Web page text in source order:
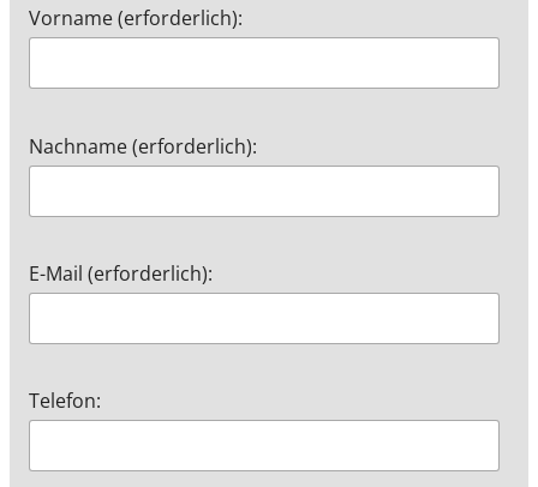
Vorname (erforderlich):
Nachname (erforderlich):
E-Mail (erforderlich):
Telefon: